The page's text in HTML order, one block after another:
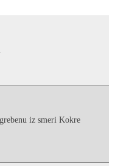
iz smeri Kokre